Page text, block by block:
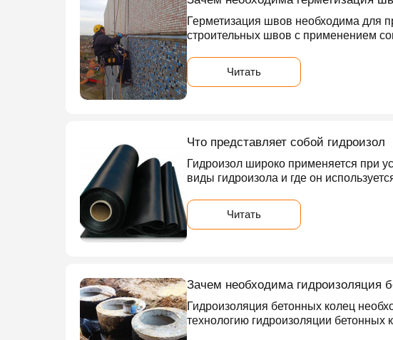
Герметизация швов необходима для
строительных швов с применением
Читать
Что представляет собой гидроизол
Гидроизол широко применяется при
виды гидроизола и где он
Читать
Зачем необходима гидроизоляция
Гидроизоляция бетонных колец
технологию гидроизоляции бетонных